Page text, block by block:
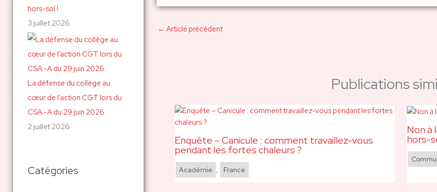
hors-sol !
3 juillet 2026
La défense du collège au
cœur de l’action CGT lors du
CSA -A du 29 juin 2026
2 juillet 2026
Catégories
← Article précédent
Publications
Enquête – Canicule : comment travaillez-vous
pendant les fortes chaleurs ?
Académie , France
Non à
hors-